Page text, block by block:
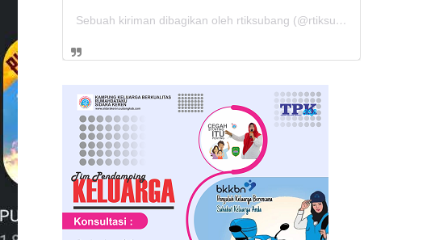
Sebuah kiriman dibagikan oleh rtiksubang (@rtiksubang)